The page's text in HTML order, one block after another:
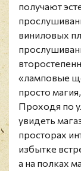
получают
виниловых
«ламповые
просто
Проходя по
увидеть
просторах
избытке
а на полках